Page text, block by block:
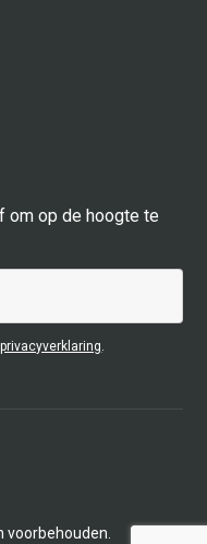
om op de hoogte te
privacyverklaring
voorbehouden.